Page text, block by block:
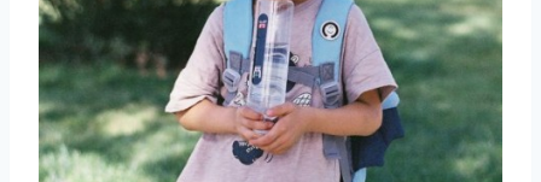
取消 搜索